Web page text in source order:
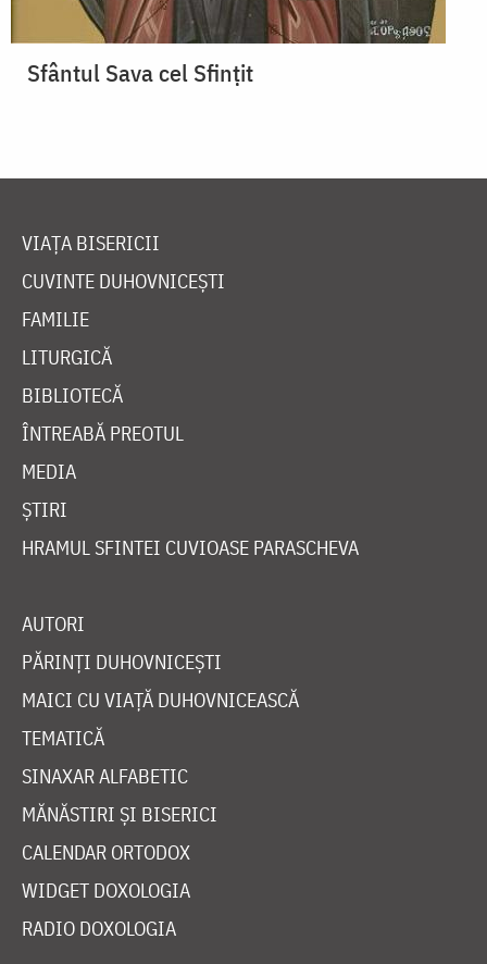
Sfântul Sava cel Sfințit
VIAȚA BISERICII
CUVINTE DUHOVNICEȘTI
FAMILIE
LITURGICĂ
BIBLIOTECĂ
ÎNTREABĂ PREOTUL
MEDIA
ȘTIRI
HRAMUL SFINTEI CUVIOASE PARASCHEVA
AUTORI
PĂRINȚI DUHOVNICEȘTI
MAICI CU VIAȚĂ DUHOVNICEASCĂ
TEMATICĂ
SINAXAR ALFABETIC
MĂNĂSTIRI ȘI BISERICI
CALENDAR ORTODOX
WIDGET DOXOLOGIA
RADIO DOXOLOGIA